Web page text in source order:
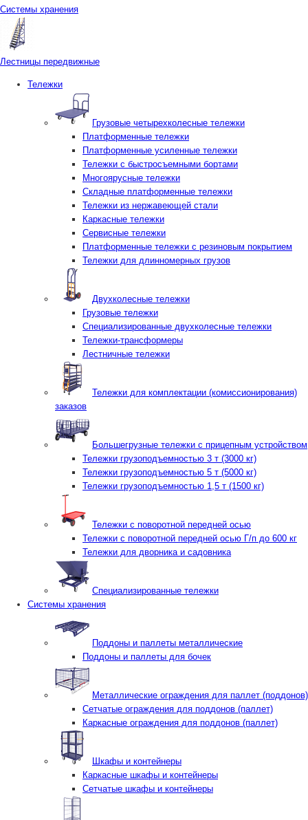
Системы хранения
Лестницы передвижные
Тележки
Грузовые четырехколесные тележки
Платформенные тележки
Платформенные усиленные тележки
Тележки с быстросъемными бортами
Многоярусные тележки
Складные платформенные тележки
Тележки из нержавеющей стали
Каркасные тележки
Сервисные тележки
Платформенные тележки с резиновым покрытием
Тележки для длинномерных грузов
Двухколесные тележки
Грузовые тележки
Специализированные двухколесные тележки
Тележки-трансформеры
Лестничные тележки
Тележки для комплектации (комиссионирования)
заказов
Большегрузные тележки с прицепным устройством
Тележки грузоподъемностью 3 т (3000 кг)
Тележки грузоподъемностью 5 т (5000 кг)
Тележки грузоподъемностью 1,5 т (1500 кг)
Тележки с поворотной передней осью
Тележки с поворотной передней осью Г/п до 600 кг
Тележки для дворника и садовника
Специализированные тележки
Системы хранения
Поддоны и паллеты металлические
Поддоны и паллеты для бочек
Металлические ограждения для паллет (поддонов)
Сетчатые ограждения для поддонов (паллет)
Каркасные ограждения для поддонов (паллет)
Шкафы и контейнеры
Каркасные шкафы и контейнеры
Сетчатые шкафы и контейнеры